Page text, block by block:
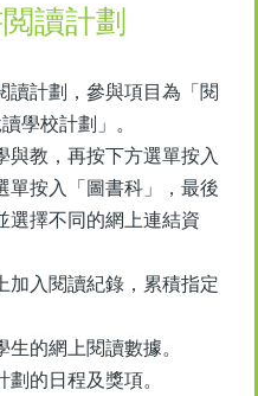
讀計劃
讀計劃，參與項目為「閱
學校計劃」。
與教，再按下方選單按入
單按入「圖書科」，最後
選擇不同的網上連結資
加入閱讀紀錄，累積指定
的網上閱讀數據。
的日程及獎項。